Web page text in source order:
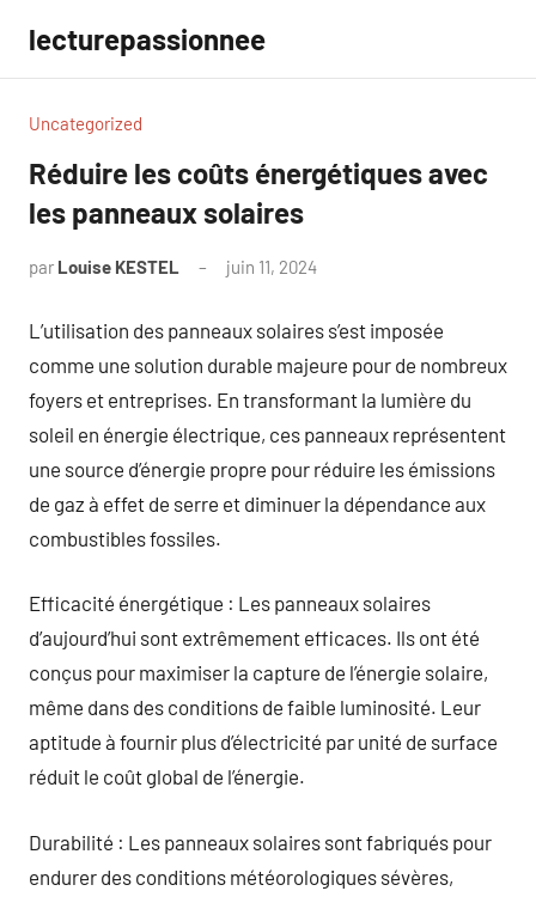
contenu
lecturepassionnee
Uncategorized
Réduire les coûts énergétiques avec
les panneaux solaires
par Louise KESTEL juin 11, 2024
L’utilisation des panneaux solaires s’est imposée
comme une solution durable majeure pour de nombreux
foyers et entreprises. En transformant la lumière du
soleil en énergie électrique, ces panneaux représentent
une source d’énergie propre pour réduire les émissions
de gaz à effet de serre et diminuer la dépendance aux
combustibles fossiles.
Efficacité énergétique : Les panneaux solaires
d’aujourd’hui sont extrêmement efficaces. Ils ont été
conçus pour maximiser la capture de l’énergie solaire,
même dans des conditions de faible luminosité. Leur
aptitude à fournir plus d’électricité par unité de surface
réduit le coût global de l’énergie.
Durabilité : Les panneaux solaires sont fabriqués pour
endurer des conditions météorologiques sévères,